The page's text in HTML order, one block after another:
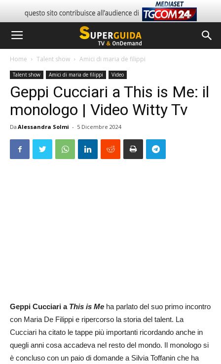
Home Talent show Amici di maria de filippi
Talent show Amici di maria de filippi Video
Geppi Cucciari a This is Me: il
monologo | Video Witty Tv
Da Alessandra Solmi - 5 Dicembre 2024
Geppi Cucciari a This is Me ha parlato del suo primo incontro
con Maria De Filippi e ripercorso la storia del talent. La
Cucciari ha citato le tappe più importanti ricordando anche in
quegli anni cosa accadeva nel resto del mondo. Il monologo si
è concluso con un paio di domande a Silvia Toffanin che ha